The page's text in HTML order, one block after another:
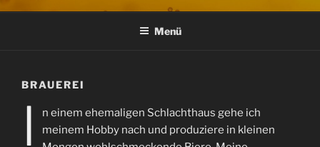
Menü
BRAUEREI
I
n einem ehemaligen Schlachthaus gehe ich
meinem Hobby nach und produziere in kleinen